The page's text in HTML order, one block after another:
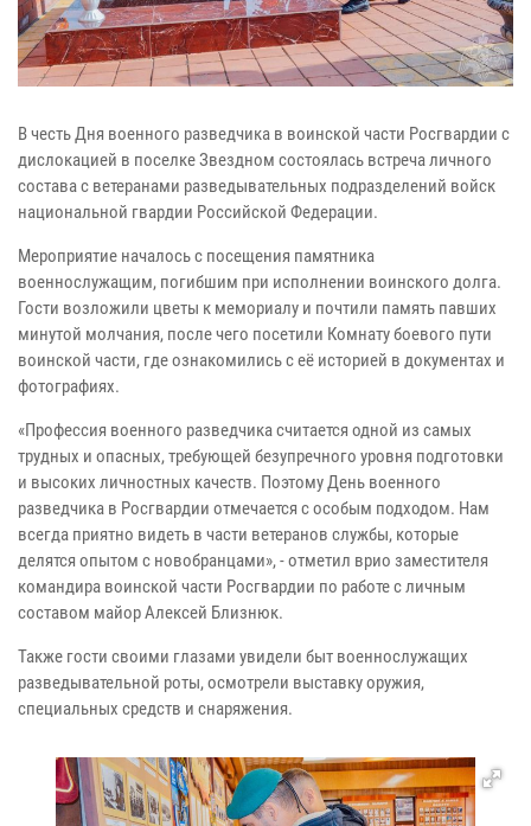
В честь Дня военного разведчика в воинской части Росгвардии с
дислокацией в поселке Звездном состоялась встреча личного
состава с ветеранами разведывательных подразделений войск
национальной гвардии Российской Федерации.
Мероприятие началось с посещения памятника
военнослужащим, погибшим при исполнении воинского долга.
Гости возложили цветы к мемориалу и почтили память павших
минутой молчания, после чего посетили Комнату боевого пути
воинской части, где ознакомились с её историей в документах и
фотографиях.
«Профессия военного разведчика считается одной из самых
трудных и опасных, требующей безупречного уровня подготовки
и высоких личностных качеств. Поэтому День военного
разведчика в Росгвардии отмечается с особым подходом. Нам
всегда приятно видеть в части ветеранов службы, которые
делятся опытом с новобранцами», - отметил врио заместителя
командира воинской части Росгвардии по работе с личным
составом майор Алексей Близнюк.
Также гости своими глазами увидели быт военнослужащих
разведывательной роты, осмотрели выставку оружия,
специальных средств и снаряжения.